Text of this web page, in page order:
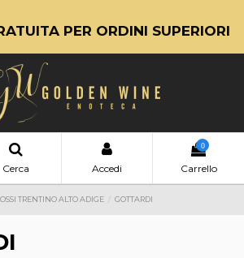
PER ORDINI SUPERIORI
Cerca Accedi
0
Carrello
TRENTINO ALTO ADIGE GOTTARDI